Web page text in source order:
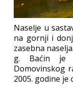
Naselje u
na gornji i
zasebna
g. Baćin je
Domovinskog
2005. godine je